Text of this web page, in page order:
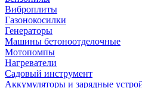
Виброплиты
Газонокосилки
Генераторы
Машины бетоноотделочные
Мотопомпы
Нагреватели
Садовый инструмент
Аккумуляторы и зарядные